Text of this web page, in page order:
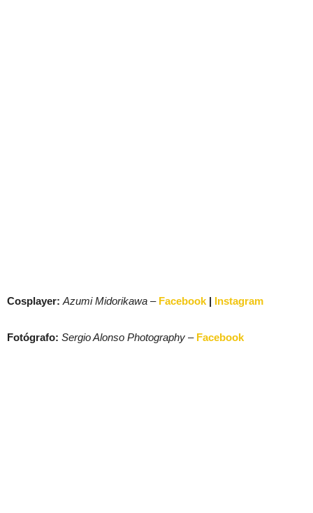
Cosplayer: Azumi Midorikawa – Facebook | Instagram
Fotógrafo: Sergio Alonso Photography – Facebook